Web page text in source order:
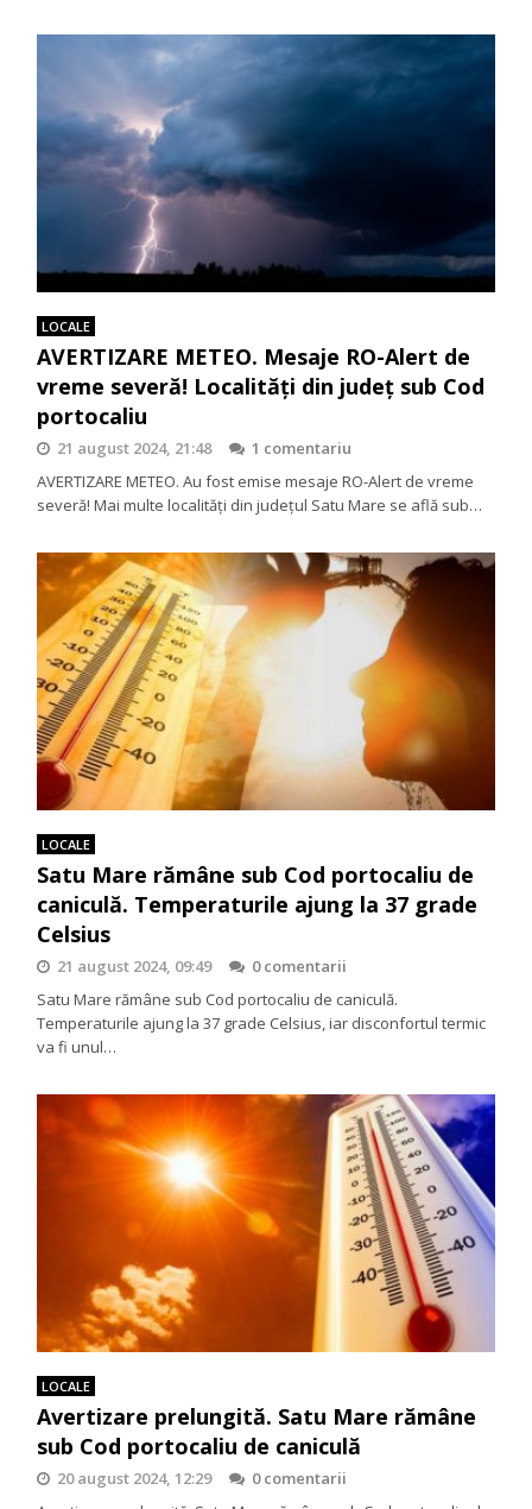
LOCALE
AVERTIZARE METEO. Mesaje RO-Alert de
vreme severă! Localități din județ sub Cod
portocaliu
21 august 2024, 21:48
1 comentariu
AVERTIZARE METEO. Au fost emise mesaje RO-Alert de vreme
severă! Mai multe localități din județul Satu Mare se află sub…
LOCALE
Satu Mare rămâne sub Cod portocaliu de
caniculă. Temperaturile ajung la 37 grade
Celsius
21 august 2024, 09:49
0 comentarii
Satu Mare rămâne sub Cod portocaliu de caniculă.
Temperaturile ajung la 37 grade Celsius, iar disconfortul termic
va fi unul…
LOCALE
Avertizare prelungită. Satu Mare rămâne
sub Cod portocaliu de caniculă
20 august 2024, 12:29
0 comentarii